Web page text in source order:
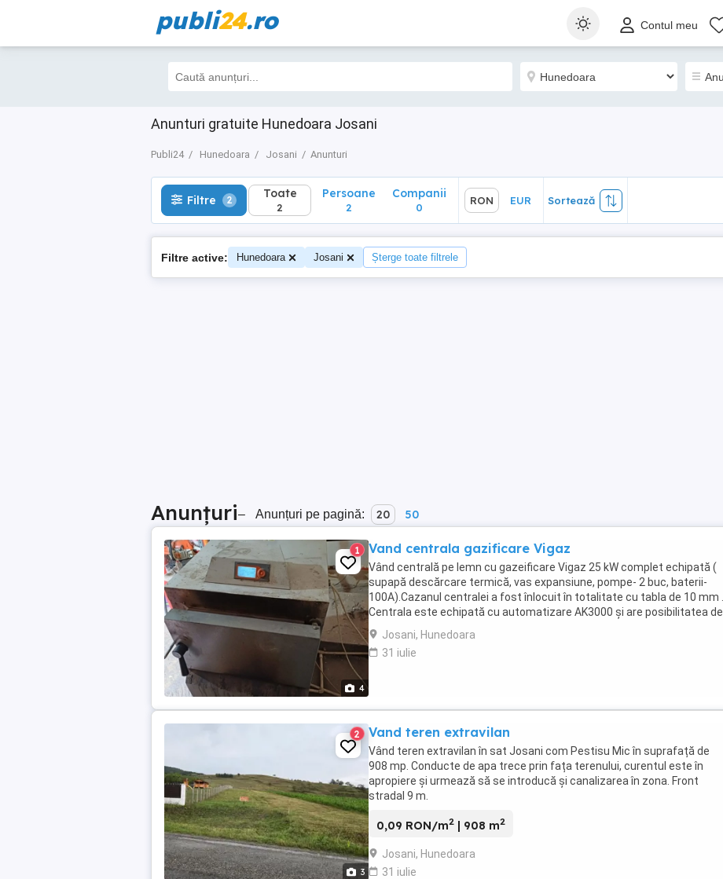
publi24.ro Contul meu
Anunturi gratuite Hunedoara Josani
Publi24 Hunedoara Josani Anunturi
Filtre 2 Toate
2
Sortează
Filtre 2 Toate
2
Persoane
2
Companii
0
RON EUR Sortează
Filtre active: Hunedoara Josani Șterge toate filtrele
Anunțuri– Anunțuri pe pagină: 20 50
4
1 Vand centrala gazificare Vigaz
Vând centrală pe lemn cu gazeificare Vigaz 25 kW complet echipată (
supapă descărcare termică, vas expansiune, pompe- 2 buc, baterii-
100A).Cazanul centralei a fost înlocuit în totalitate cu tabla de 10 mm .
Centrala este echipată cu automatizare AK3000 și are posibilitatea de
conectare la termostat ...
Josani, Hunedoara
31 iulie
3
2 Vand teren extravilan
Vând teren extravilan în sat Josani com Pestisu Mic în suprafață de
908 mp. Conducte de apa trece prin fața terenului, curentul este în
apropiere și urmează să se introducă și canalizarea în zona. Front
stradal 9 m.
0,09 RON/m2 | 908 m2
Josani, Hunedoara
31 iulie